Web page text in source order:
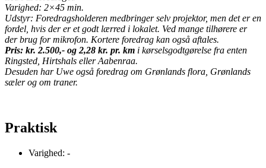
Varighed: 2×45 min.
Udstyr: Foredragsholderen medbringer selv projektor, men det er en
fordel, hvis der er et godt lærred i lokalet. Ved mange tilhørere er
der brug for mikrofon. Kortere foredrag kan også aftales.
Pris: kr. 2.500,- og 2,28 kr. pr. km i kørselsgodtgørelse fra enten
Ringsted, Hirtshals eller Aabenraa.
Desuden har Uwe også foredrag om Grønlands flora, Grønlands
sæler og om traner.
Praktisk
Varighed: -